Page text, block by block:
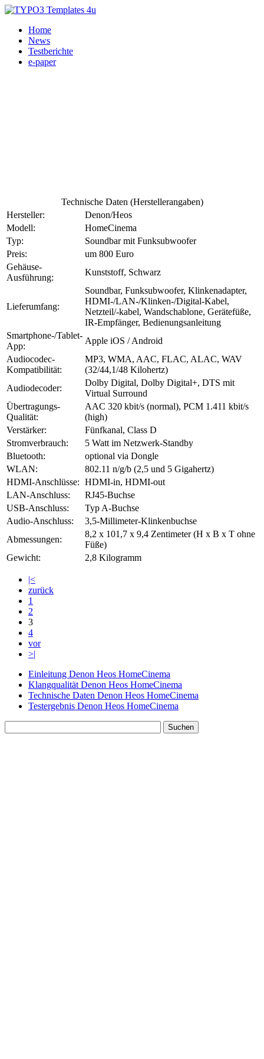
Home
News
Testberichte
e-paper
Technische Daten (Herstellerangaben)
Hersteller:
Denon/Heos
Modell:
HomeCinema
Typ:
Soundbar mit Funksubwoofer
Preis:
um 800 Euro
Gehäuse-
Ausführung:
Kunststoff, Schwarz
Lieferumfang:
Soundbar, Funksubwoofer, Klinkenadapter,
HDMI-/LAN-/Klinken-/Digital-Kabel,
Netzteil/-kabel, Wandschablone, Gerätefüße,
IR-Empfänger, Bedienungsanleitung
Smartphone-/Tablet-
App:
Apple iOS / Android
Audiocodec-
Kompatibilität:
MP3, WMA, AAC, FLAC, ALAC, WAV
(32/44,1/48 Kilohertz)
Audiodecoder:
Dolby Digital, Dolby Digital+, DTS mit
Virtual Surround
Übertragungs-
Qualität:
AAC 320 kbit/s (normal), PCM 1.411 kbit/s
(high)
Verstärker:
Fünfkanal, Class D
Stromverbrauch:
5 Watt im Netzwerk-Standby
Bluetooth:
optional via Dongle
WLAN:
802.11 n/g/b (2,5 und 5 Gigahertz)
HDMI-Anschlüsse: HDMI-in, HDMI-out
LAN-Anschluss:
RJ45-Buchse
USB-Anschluss:
Typ A-Buchse
Audio-Anschluss:
3,5-Millimeter-Klinkenbuchse
Abmessungen:
8,2 x 101,7 x 9,4 Zentimeter (H x B x T ohne
Füße)
Gewicht:
2,8 Kilogramm
|<
zurück
1
2
3
4
vor
>|
Einleitung Denon Heos HomeCinema
Klangqualität Denon Heos HomeCinema
Technische Daten Denon Heos HomeCinema
Testergebnis Denon Heos HomeCinema